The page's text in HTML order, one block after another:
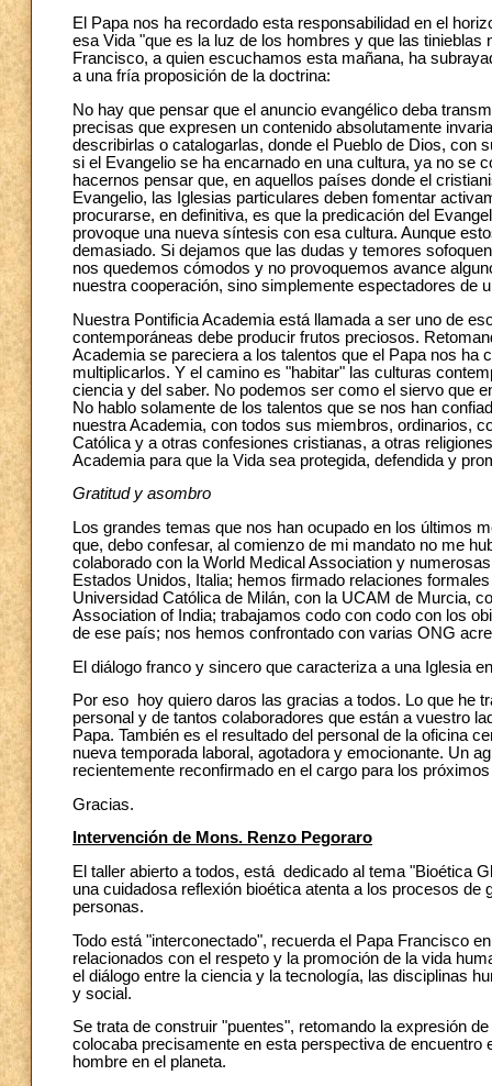
El Papa nos ha recordado esta responsabilidad en el
esa Vida "que es la luz de los hombres y que las
Francisco, a quien escuchamos esta mañana, ha
a una fría proposición de la doctrina:
No hay que pensar que el anuncio evangélico deba
precisas que expresen un contenido absolutamente
describirlas o catalogarlas, donde el Pueblo de Dios, con
si el Evangelio se ha encarnado en una cultura, ya no se
hacernos pensar que, en aquellos países donde el
Evangelio, las Iglesias particulares deben fomentar
procurarse, en definitiva, es que la predicación del
provoque una nueva síntesis con esa cultura. Aunque
demasiado. Si dejamos que las dudas y temores
nos quedemos cómodos y no provoquemos avance
nuestra cooperación, sino simplemente espectadores de
Nuestra Pontificia Academia está llamada a ser uno de
contemporáneas debe producir frutos preciosos.
Academia se pareciera a los talentos que el Papa nos
multiplicarlos. Y el camino es "habitar" las culturas
ciencia y del saber. No podemos ser como el siervo que
No hablo solamente de los talentos que se nos han
nuestra Academia, con todos sus miembros, ordinarios,
Católica y a otras confesiones cristianas, a otras
Academia para que la Vida sea protegida, defendida y
Gratitud y asombro
Los grandes temas que nos han ocupado en los últimos
que, debo confesar, al comienzo de mi mandato no me
colaborado con la World Medical Association y
Estados Unidos, Italia; hemos firmado relaciones
Universidad Católica de Milán, con la UCAM de Murcia,
Association of India; trabajamos codo con codo con los
de ese país; nos hemos confrontado con varias ONG
El diálogo franco y sincero que caracteriza a una Iglesia
Por eso hoy quiero daros las gracias a todos. Lo que he
personal y de tantos colaboradores que están a vuestro
Papa. También es el resultado del personal de la oficina
nueva temporada laboral, agotadora y emocionante. Un
recientemente reconfirmado en el cargo para los
Gracias.
Intervención de Mons. Renzo Pegoraro
El taller abierto a todos, está dedicado al tema "Bioética
una cuidadosa reflexión bioética atenta a los procesos
personas.
Todo está "interconectado", recuerda el Papa Francisco
relacionados con el respeto y la promoción de la vida
el diálogo entre la ciencia y la tecnología, las disciplinas
y social.
Se trata de construir "puentes", retomando la expresión
colocaba precisamente en esta perspectiva de
hombre en el planeta.